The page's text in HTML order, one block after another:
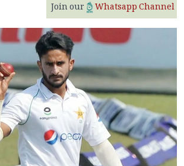
Join our Whatsapp Channel